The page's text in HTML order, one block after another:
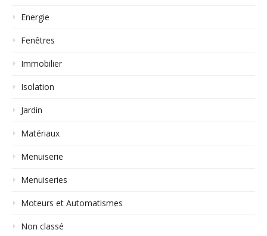
Energie
Fenêtres
Immobilier
Isolation
Jardin
Matériaux
Menuiserie
Menuiseries
Moteurs et Automatismes
Non classé